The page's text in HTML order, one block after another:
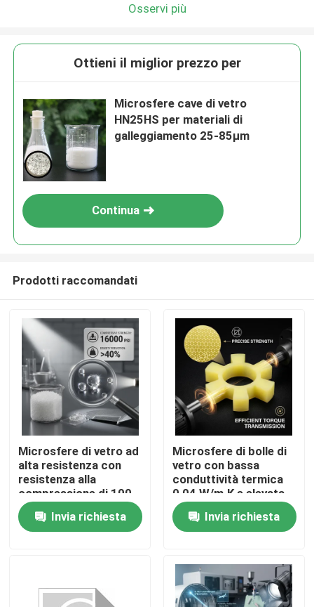
Casa
Mostra VR
Osservi più
Ottieni il miglior prezzo per
Microsfere cave di vetro
HN25HS per materiali di
galleggiamento 25-85µm
Continua
Prodotti raccomandati
Microsfere di vetro ad
alta resistenza con
resistenza alla
compressione di 100
MPa e bassa
conducibilità termica
di 0,04 W/m·K per
Invia richiesta
Microsfere di bolle di
vetro con bassa
conduttività termica
0,04 W/m·K e elevata
resistenza chimica per
banchine e ponti
Invia richiesta